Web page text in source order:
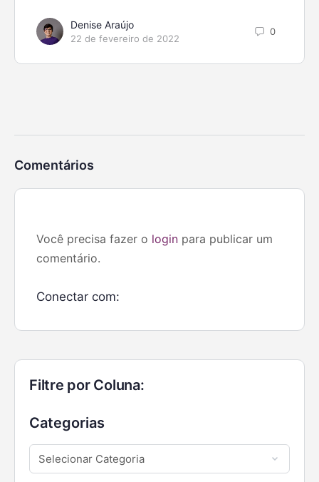
Denise Araújo
22 de fevereiro de 2022
0
Comentários
Você precisa fazer o login para publicar um
comentário.
Conectar com:
Filtre por Coluna:
Categorias